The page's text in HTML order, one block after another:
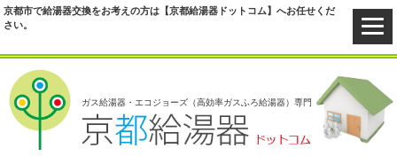
京都市で給湯器交換をお考えの方は【京都給湯器ドットコム】へお任せくだ
さい。
ガス給湯器・エコジョーズ（高効率ガスふろ給湯器）専門